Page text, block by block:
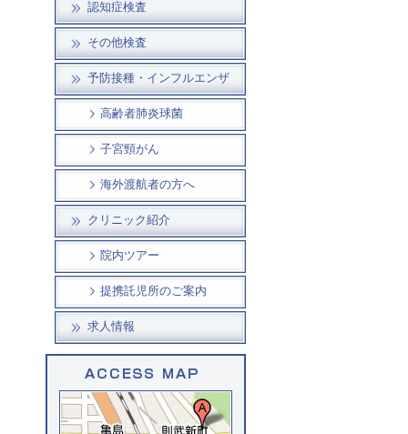
認知症検査
その他検査
予防接種・インフルエンザ
高齢者肺炎球菌
子宮頸がん
海外渡航者の方へ
クリニック紹介
院内ツアー
提携託児所のご案内
求人情報